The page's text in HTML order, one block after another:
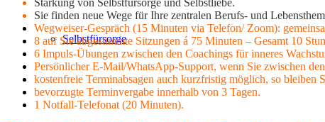
Selbstfürsorge
Stärkung von Selbstfürsorge und Selbstliebe.
Sie finden neue Wege für Ihre zentralen Berufs- und
Wegweiser-Gespräch (15 Minuten via Telefon/ Zoom):
8 auf Sie abgestimmte Sitzungen á 75 Minuten – Gesamt 10
6 Impuls-Übungen zwischen den Coachings für inneres
Persönlicher E-Mail/WhatsApp-Support, wenn Sie zwischen
kostenfreie Terminabsagen auch kurzfristig möglich, so bleiben
bevorzugte Terminvergabe innerhalb von 3 Tagen.
1 Notfall-Telefonat (20 Minuten).